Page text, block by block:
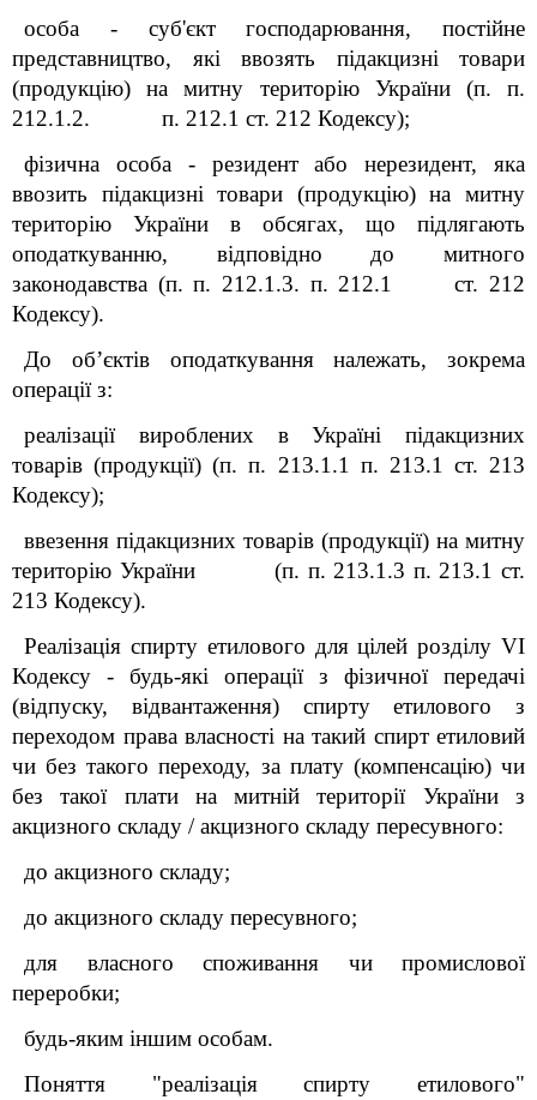
особа - суб'єкт господарювання, постійне
представництво, які ввозять підакцизні товари
(продукцію) на митну територію України (п. п.
212.1.2. п. 212.1 ст. 212 Кодексу);
фізична особа - резидент або нерезидент, яка
ввозить підакцизні товари (продукцію) на митну
територію України в обсягах, що підлягають
оподаткуванню, відповідно до митного
законодавства (п. п. 212.1.3. п. 212.1 ст. 212
Кодексу).
До об’єктів оподаткування належать, зокрема
операції з:
реалізації вироблених в Україні підакцизних
товарів (продукції) (п. п. 213.1.1 п. 213.1 ст. 213
Кодексу);
ввезення підакцизних товарів (продукції) на митну
територію України (п. п. 213.1.3 п. 213.1 ст.
213 Кодексу).
Реалізація спирту етилового для цілей розділу VI
Кодексу - будь-які операції з фізичної передачі
(відпуску, відвантаження) спирту етилового з
переходом права власності на такий спирт етиловий
чи без такого переходу, за плату (компенсацію) чи
без такої плати на митній території України з
акцизного складу / акцизного складу пересувного:
до акцизного складу;
до акцизного складу пересувного;
для власного споживання чи промислової
переробки;
будь-яким іншим особам.
Поняття "реалізація спирту етилового"